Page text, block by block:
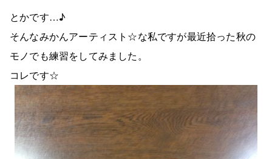
とかです…♪
そんなみかんアーティスト☆な私ですが最近拾った秋の
モノでも練習をしてみました。
コレです☆